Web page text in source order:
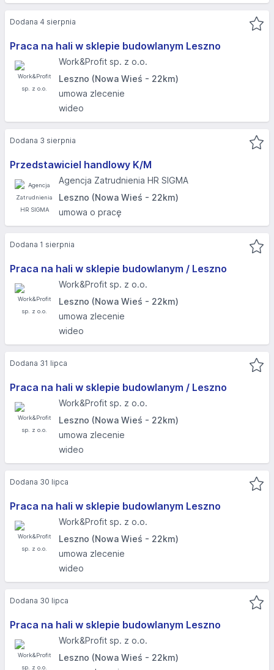
Praca na hali w sklepie budowlanym Leszno
Work&Profit sp. z o.o.
Leszno (Nowa Wieś - 22km)
umowa zlecenie
wideo
Dodana 4 sierpnia
Przedstawiciel handlowy K/M
Agencja Zatrudnienia HR SIGMA
Leszno (Nowa Wieś - 22km)
umowa o pracę
Dodana 3 sierpnia
Praca na hali w sklepie budowlanym / Leszno
Work&Profit sp. z o.o.
Leszno (Nowa Wieś - 22km)
umowa zlecenie
wideo
Dodana 1 sierpnia
Praca na hali w sklepie budowlanym / Leszno
Work&Profit sp. z o.o.
Leszno (Nowa Wieś - 22km)
umowa zlecenie
wideo
Dodana 31 lipca
Praca na hali w sklepie budowlanym Leszno
Work&Profit sp. z o.o.
Leszno (Nowa Wieś - 22km)
umowa zlecenie
wideo
Dodana 30 lipca
Praca na hali w sklepie budowlanym Leszno
Work&Profit sp. z o.o.
Leszno (Nowa Wieś - 22km)
Dodana 30 lipca